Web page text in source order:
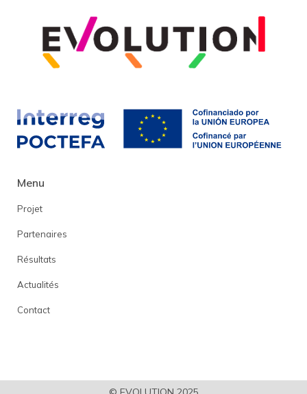
Menu
Projet
Partenaires
Résultats
Actualités
Contact